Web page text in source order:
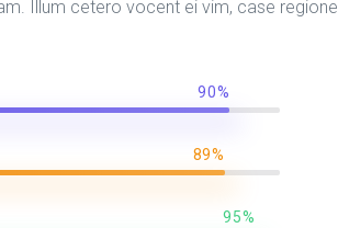
Illum cetero vocent ei vim, case regione
90%
89%
95%